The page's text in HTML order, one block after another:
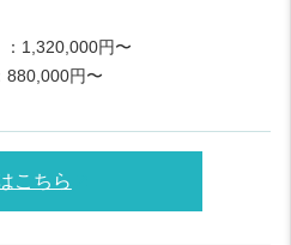
：1,320,000円〜
880,000円〜
こちら